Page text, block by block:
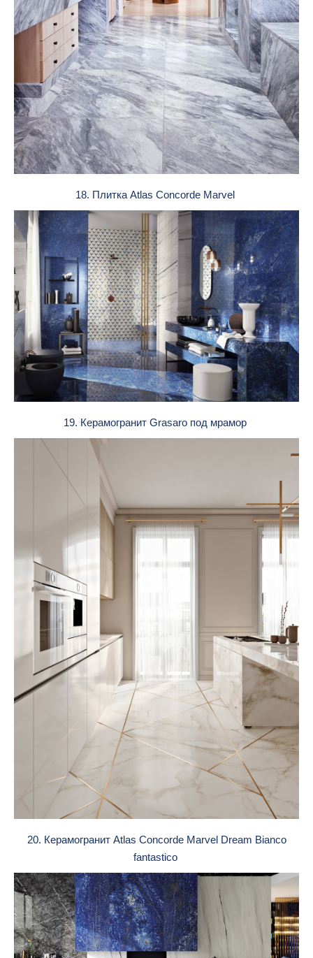
18. Плитка Atlas Concorde Marvel
19. Керамогранит Grasaro под мрамор
20. Керамогранит Atlas Concorde Marvel Dream Bianco
fantastico